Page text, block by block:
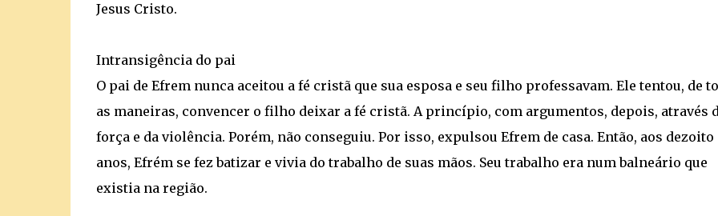
Jesus Cristo.
Intransigência do pai
O pai de Efrem nunca aceitou a fé cristã que sua esposa e seu filho professavam. Ele tentou, de
as maneiras, convencer o filho deixar a fé cristã. A princípio, com argumentos, depois, através
força e da violência. Porém, não conseguiu. Por isso, expulsou Efrem de casa. Então, aos dezoito
anos, Efrém se fez batizar e vivia do trabalho de suas mãos. Seu trabalho era num balneário que
existia na região.